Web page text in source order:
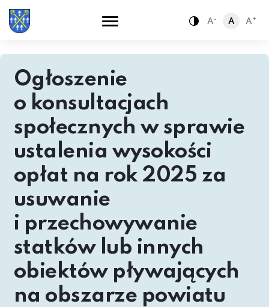
A - A A +
Ogłoszenie
o konsultacjach
społecznych w sprawie
ustalenia wysokości
opłat na rok 2025 za
usuwanie
i przechowywanie
statków lub innych
obiektów pływających
na obszarze powiatu